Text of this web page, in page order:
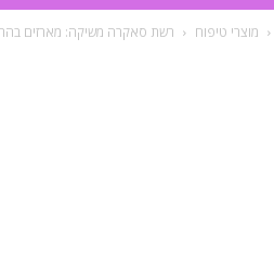
מוצרי טיפוח רשת סאקרה משיקה: מארזים